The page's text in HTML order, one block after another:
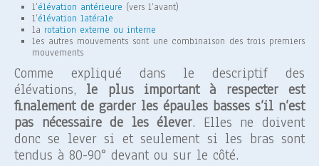
l’élévation antérieure (vers l’avant)
l’élévation latérale
la rotation externe ou interne
les autres mouvements sont une combinaison des trois premiers
mouvements
Comme expliqué dans le descriptif des
élévations, le plus important à respecter est
finalement de garder les épaules basses s’il n’est
pas nécessaire de les élever. Elles ne doivent
donc se lever si et seulement si les bras sont
tendus à 80-90° devant ou sur le côté.